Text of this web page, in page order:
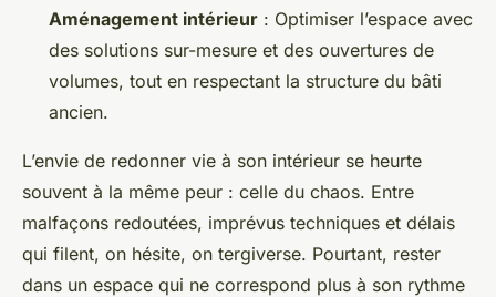
Aménagement intérieur : Optimiser l’espace avec
des solutions sur-mesure et des ouvertures de
volumes, tout en respectant la structure du bâti
ancien.
L’envie de redonner vie à son intérieur se heurte
souvent à la même peur : celle du chaos. Entre
malfaçons redoutées, imprévus techniques et délais
qui filent, on hésite, on tergiverse. Pourtant, rester
dans un espace qui ne correspond plus à son rythme